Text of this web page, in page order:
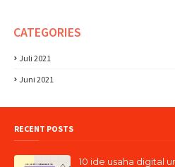
CATEGORIES
Juli 2021
Juni 2021
RECENT POSTS
10 ide usaha digital